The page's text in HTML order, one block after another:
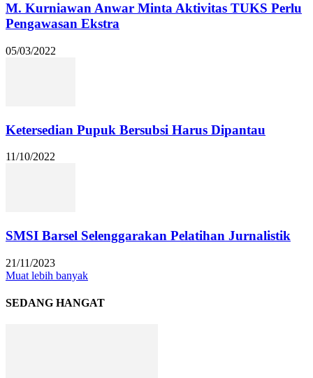
M. Kurniawan Anwar Minta Aktivitas TUKS Perlu
Pengawasan Ekstra
05/03/2022
Ketersedian Pupuk Bersubsi Harus Dipantau
11/10/2022
SMSI Barsel Selenggarakan Pelatihan Jurnalistik
21/11/2023
Muat lebih banyak
SEDANG HANGAT